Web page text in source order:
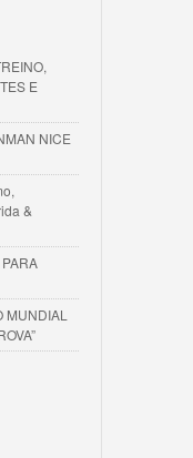
E
NICE
&